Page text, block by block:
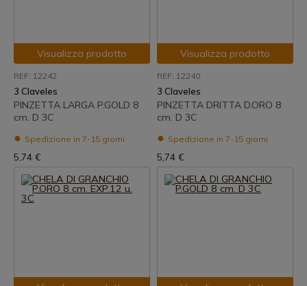
Visualizza prodotto
REF: 12242
3 Claveles
PINZETTA LARGA P.GOLD 8
cm. D 3C
Spedizione in 7-15 giorni
5,74 €
Visualizza prodotto
REF: 12240
3 Claveles
PINZETTA DRITTA D.ORO 8
cm. D 3C
Spedizione in 7-15 giorni
5,74 €